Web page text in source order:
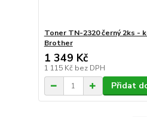
Toner TN-2320 černý 2ks -
Brother
1 349 Kč
1 115 Kč bez DPH
Přidat